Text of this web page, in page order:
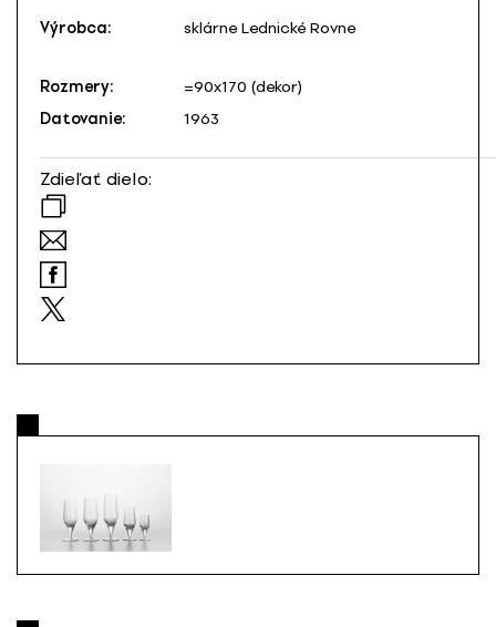
Výrobca: sklárne Lednické Rovne
Rozmery:
=90x170 (dekor)
Datovanie:
1963
Zdieľať dielo: